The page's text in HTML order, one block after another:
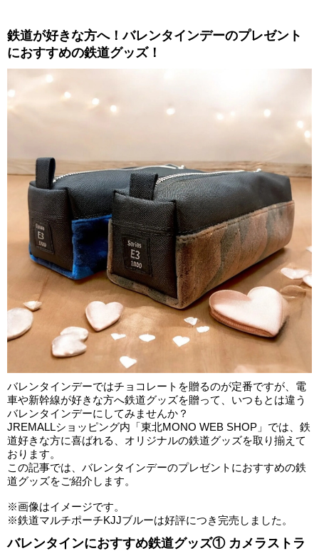
鉄道が好きな方へ！バレンタインデーのプレゼント
におすすめの鉄道グッズ！
バレンタインデーではチョコレートを贈るのが定番ですが、電
車や新幹線が好きな方へ鉄道グッズを贈って、いつもとは違う
バレンタインデーにしてみませんか？
JREMALLショッピング内「東北MONO WEB SHOP」では、鉄
道好きな方に喜ばれる、オリジナルの鉄道グッズを取り揃えて
おります。
この記事では、バレンタインデーのプレゼントにおすすめの鉄
道グッズをご紹介します。
※画像はイメージです。
※鉄道マルチポーチKJJブルーは好評につき完売しました。
バレンタインにおすすめ鉄道グッズ① カメラストラ